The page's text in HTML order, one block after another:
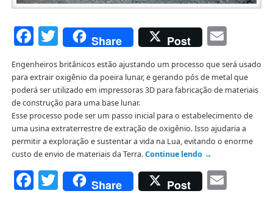
Facebook
Twitter
Share Post
Engenheiros britânicos estão ajustando um processo que será usado
para extrair oxigênio da poeira lunar, e gerando pós de metal que
poderá ser utilizado em impressoras 3D para fabricação de materiais
de construção para uma base lunar.
Esse processo pode ser um passo inicial para o estabelecimento de
uma usina extraterrestre de extração de oxigênio. Isso ajudaria a
permitir a exploração e sustentar a vida na Lua, evitando o enorme
custo de envio de materiais da Terra.Continue lendo →
Facebook
Twitter
Share Post